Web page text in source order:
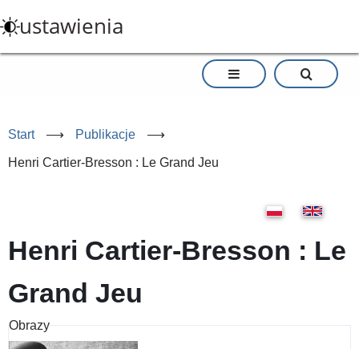
do
treści
ustawienia
Start ⟶ Publikacje ⟶
Henri Cartier-Bresson : Le Grand Jeu
Henri Cartier-Bresson : Le
Grand Jeu
Obrazy